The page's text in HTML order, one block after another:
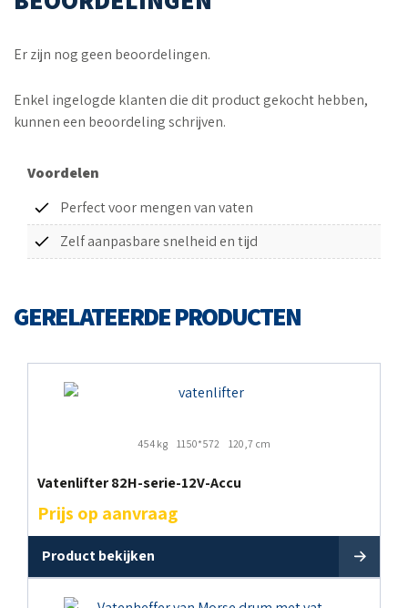
Er zijn nog geen beoordelingen.
Enkel ingelogde klanten die dit product gekocht hebben,
kunnen een beoordeling schrijven.
Voordelen
Perfect voor mengen van vaten
Zelf aanpasbare snelheid en tijd
GERELATEERDE PRODUCTEN
454 kg 1150*572 120,7 cm
Vatenlifter 82H-serie-12V-Accu
Prijs op aanvraag
Product bekijken